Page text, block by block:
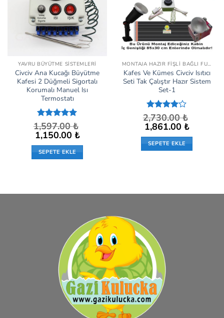
YAVRU BÜYÜTME SISTEMLERI
Civciv Ana Kucağı Büyütme
Kafesi 2 Düğmeli Sigortalı
Korumalı Manuel Isı
Termostatı
5 üzerinden
5 oy aldı
1,597.00₺
Orijinal
fiyat:
1,597.00 ₺.
1,150.00 ₺Şu
andaki
fiyat:
SEPETE EKLE
MONTAJA HAZIR FIŞLI BAĞLI FULL SETLER
Kafes Ve Kümes Civciv Isıtıcı
Seti Tak Çalıştır Hazır Sistem
Set-1
5
üzerinden
4oy aldı
2,730.00₺
Orijinal
fiyat:
2,730.00 ₺.
1,861.00 ₺Şu
andaki
fiyat:
SEPETE EKLE